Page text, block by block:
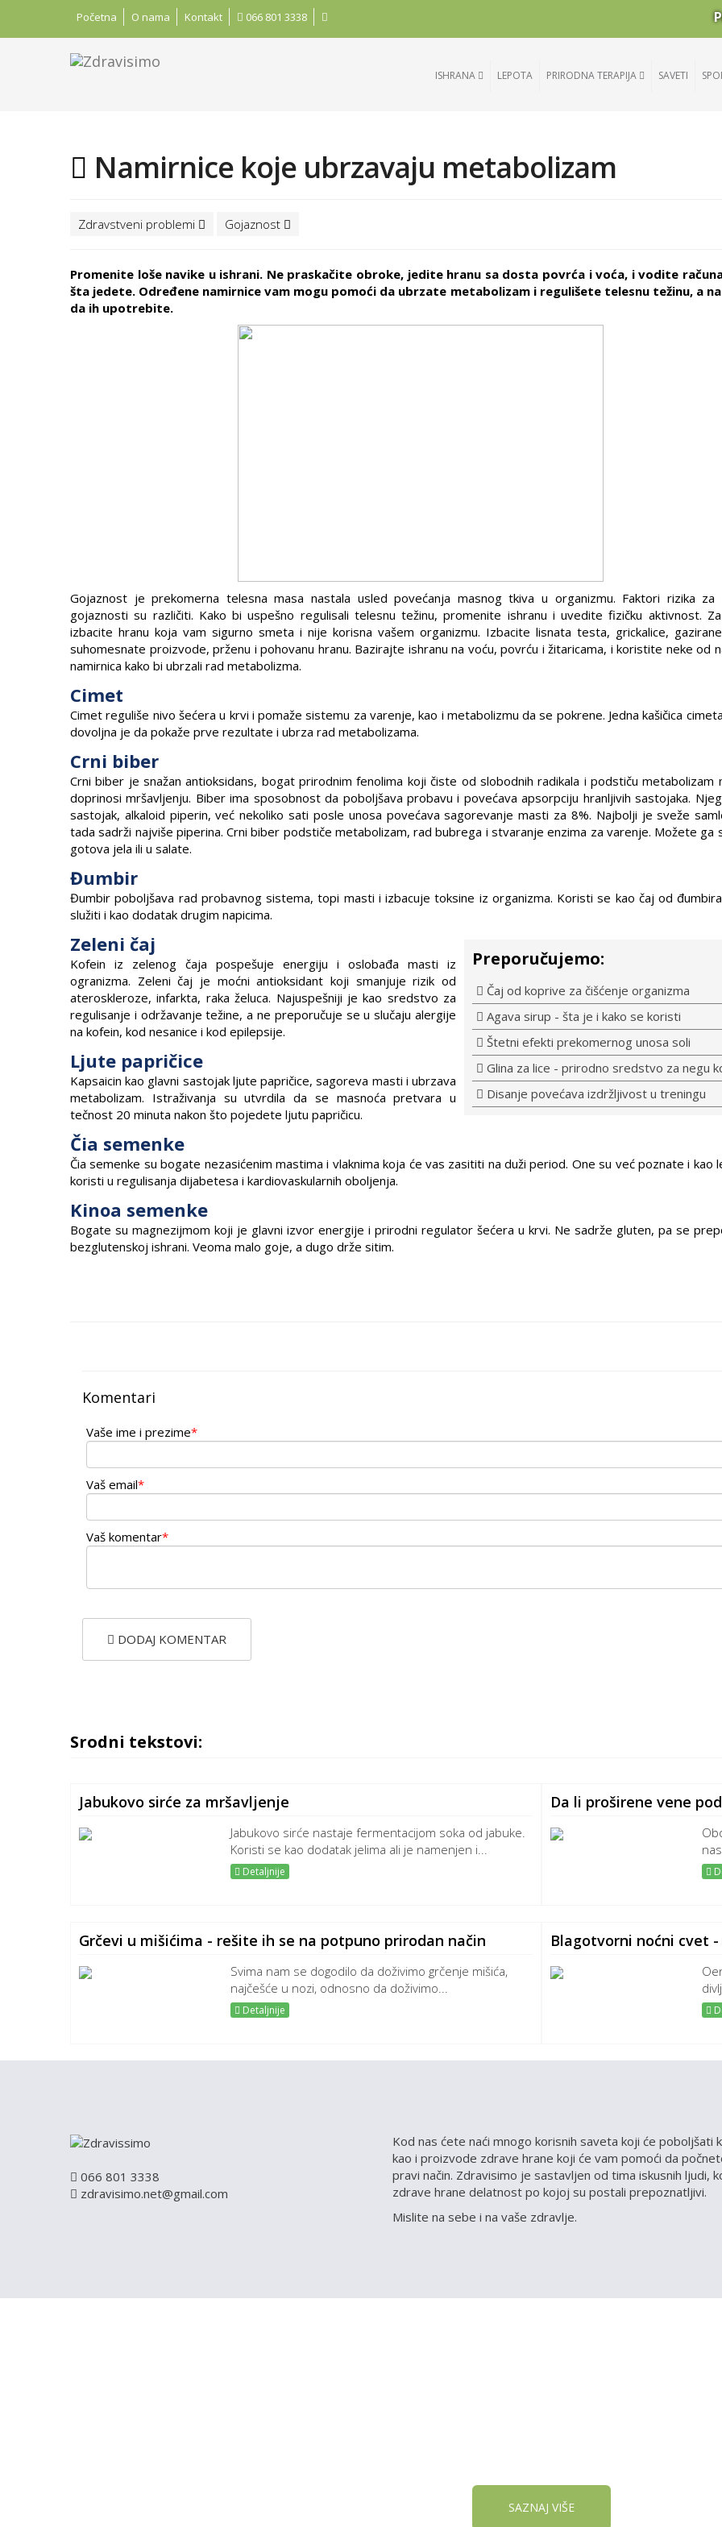
Početna O nama Kontakt 066 801 3338
ISHRANA LEPOTA PRIRODNA TERAPIJA SAVETI
Namirnice koje ubrzavaju metabolizam
Zdravstveni problemi Gojaznost
Promenite loše navike u ishrani. Ne praskačite obroke, jedite hranu sa dosta povrća i voća, i vodite
šta jedete. Određene namirnice vam mogu pomoći da ubrzate metabolizam i regulišete telesnu težinu, a
da ih upotrebite.
Gojaznost je prekomerna telesna masa nastala usled povećanja masnog tkiva u organizmu. Faktori rizika za
gojaznosti su različiti. Kako bi uspešno regulisali telesnu težinu, promenite ishranu i uvedite fizičku aktivnost.
izbacite hranu koja vam sigurno smeta i nije korisna vašem organizmu. Izbacite lisnata testa, grickalice,
suhomesnate proizvode, prženu i pohovanu hranu. Bazirajte ishranu na voću, povrću i žitaricama, i koristite neke od
namirnica kako bi ubrzali rad metabolizma.
Cimet
Cimet reguliše nivo šećera u krvi i pomaže sistemu za varenje, kao i metabolizmu da se pokrene. Jedna kašičica
dovoljna je da pokaže prve rezultate i ubrza rad metabolizama.
Crni biber
Crni biber je snažan antioksidans, bogat prirodnim fenolima koji čiste od slobodnih radikala i podstiču metabolizam
doprinosi mršavljenju. Biber ima sposobnost da poboljšava probavu i povećava apsorpciju hranljivih sastojaka.
sastojak, alkaloid piperin, već nekoliko sati posle unosa povećava sagorevanje masti za 8%. Najbolji je sveže
tada sadrži najviše piperina. Crni biber podstiče metabolizam, rad bubrega i stvaranje enzima za varenje. Možete ga
gotova jela ili u salate.
Đumbir
Đumbir poboljšava rad probavnog sistema, topi masti i izbacuje toksine iz organizma. Koristi se kao čaj od
služiti i kao dodatak drugim napicima.
Preporučujemo:
Čaj od koprive za čišćenje organizma
Agava sirup - šta je i kako se koristi
Štetni efekti prekomernog unosa soli
Glina za lice - prirodno sredstvo za negu
Disanje povećava izdržljivost u treningu
Zeleni čaj
Kofein iz zelenog čaja pospešuje energiju i oslobađa masti iz
ogranizma. Zeleni čaj je moćni antioksidant koji smanjuje rizik od
ateroskleroze, infarkta, raka želuca. Najuspešniji je kao sredstvo za
regulisanje i održavanje težine, a ne preporučuje se u slučaju alergije
na kofein, kod nesanice i kod epilepsije.
Ljute papričice
Kapsaicin kao glavni sastojak ljute papričice, sagoreva masti i ubrzava
metabolizam. Istraživanja su utvrdila da se masnoća pretvara u
tečnost 20 minuta nakon što pojedete ljutu papričicu.
Čia semenke
Čia semenke su bogate nezasićenim mastima i vlaknima koja će vas zasititi na duži period. One su već poznate i kao
koristi u regulisanja dijabetesa i kardiovaskularnih oboljenja.
Kinoa semenke
Bogate su magnezijmom koji je glavni izvor energije i prirodni regulator šećera u krvi. Ne sadrže gluten, pa se
bezglutenskoj ishrani. Veoma malo goje, a dugo drže sitim.
Komentari
Vaše ime i prezime*
Vaš email*
Vaš komentar*
DODAJ KOMENTAR
Srodni tekstovi:
Jabukovo sirće za mršavljenje
Jabukovo sirće nastaje fermentacijom soka od jabuke.
Koristi se kao dodatak jelima ali je namenjen i...
Detaljnije
Da li proširene vene
Grčevi u mišićima - rešite ih se na potpuno prirodan način
Svima nam se dogodilo da doživimo grčenje mišića,
najčešće u nozi, odnosno da doživimo...
Detaljnije
Blagotvorni noćni cvet
066 801 3338
zdravisimo.net@gmail.com
Kod nas ćete naći mnogo korisnih saveta koji će poboljšati
kao i proizvode zdrave hrane koji će vam pomoći da
pravi način. Zdravisimo je sastavljen od tima iskusnih ljudi,
zdrave hrane delatnost po kojoj su postali prepoznatljivi.
Mislite na sebe i na vaše zdravlje.
SAZNAJ VIŠE